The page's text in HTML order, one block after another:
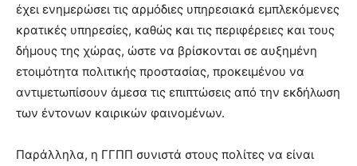
έχει ενημερώσει τις αρμόδιες υπηρεσιακά εμπλεκόμενες
κρατικές υπηρεσίες, καθώς και τις περιφέρειες και τους
δήμους της χώρας, ώστε να βρίσκονται σε αυξημένη
ετοιμότητα πολιτικής προστασίας, προκειμένου να
αντιμετωπίσουν άμεσα τις επιπτώσεις από την εκδήλωση
των έντονων καιρικών φαινομένων.
Παράλληλα, η ΓΓΠΠ συνιστά στους πολίτες να είναι